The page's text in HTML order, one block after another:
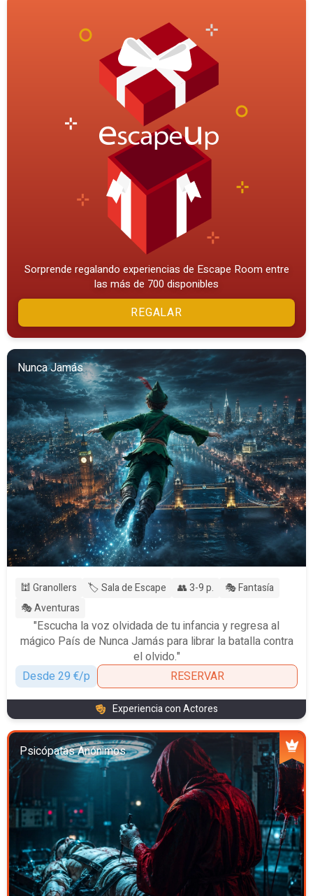
Sorprende regalando experiencias de Escape Room entre
las más de 700 disponibles
REGALAR
Nunca Jamás
🕍 Granollers 🏷️ Sala de Escape 👥 3-9 p.
🎭 Fantasía
🎭 Aventuras
"Escucha la voz olvidada de tu infancia y regresa al
mágico País de Nunca Jamás para librar la batalla contra
el olvido."
Desde 29 €/p
RESERVAR
Experiencia con Actores
Psicópatas Anónimos